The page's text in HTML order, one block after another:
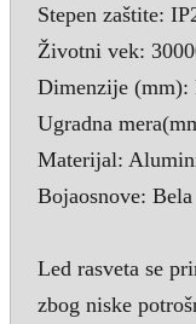
Stepen zaštite:
Životni vek:
Dimenzije (mm):
Ugradna
Materijal:
Bojaosnove: Bela
Led rasveta se
zbog niske